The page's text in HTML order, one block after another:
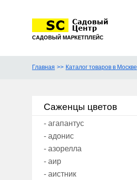
САДОВЫЙ МАРКЕТПЛЕЙС
Главная Каталог товаров в Москве
Саженцы цветов
- агапантус
- адонис
- азорелла
- аир
- аистник